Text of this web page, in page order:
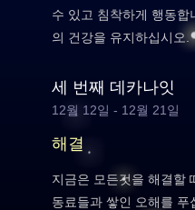
수 있고 침착하게 행동
의 건강을 유지하십시오.
세 번째 데카나잇
12월 12일 - 12월 21일
해결
지금은 모든것을 해결할
동료들과 쌓인 오해를